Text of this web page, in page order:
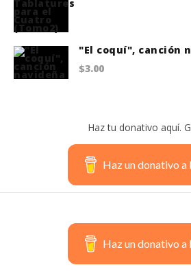
$22.00.
$18.75.
"El coquí", canción
$3.00
Haz tu donativo aquí.
Haz un donativo
Haz un donativo